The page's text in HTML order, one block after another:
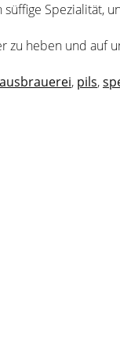
Spezialität,
zu heben und auf
, pils,